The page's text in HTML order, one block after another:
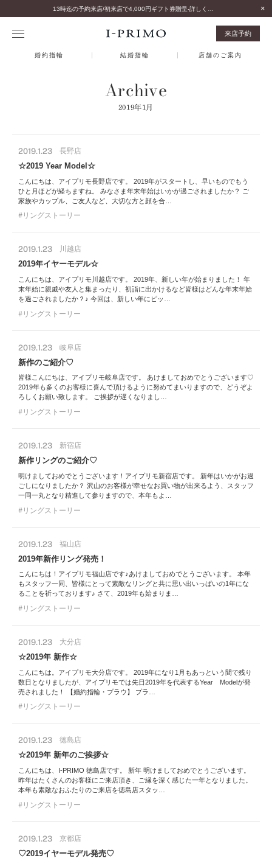
来店予約
婚約指輪 結婚指輪 店舗のご案内
Archive
2019年1月
2019.1.23 長野店
☆2019 Year Model☆
こんにちは、アイプリモ長野店です。 2019年がスタートし、早いものでもう
ひと月ほどが経ちますね。 みなさま年末年始はいかが過ごされましたか？ ご
家族やカップル、ご友人など、大切な方と顔を合…
リングストーリー
2019.1.23 川越店
2019年イヤーモデル☆
こんにちは、アイプリモ川越店です。 2019年、新しい年が始まりました！ 年
末年始に親戚や友人と集まったり、初詣に出かけるなど皆様はどんな年末年始
を過ごされましたか？♪ 今回は、新しい年にピッ…
リングストーリー
2019.1.23 岐阜店
新作のご紹介♡
皆様こんにちは、アイプリモ岐阜店です。 あけましておめでとうございます♡
2019年も多くのお客様に喜んで頂けるように努めてまいりますので、どうぞよ
ろしくお願い致します。 ご挨拶が遅くなりまし…
リングストーリー
2019.1.23 新宿店
新作リングのご紹介♡
明けましておめでとうございます！アイプリモ新宿店です。 新年はいかがお過
ごしになりましたか？ 沢山のお客様が幸せなお買い物が出来るよう、スタッフ
一同一丸となり精進して参りますので、本年もよ…
リングストーリー
2019.1.23 福山店
2019年新作リング発売！
こんにちは！アイプリモ福山店です♪あけましておめでとうございます。 本年
もスタッフ一同、皆様にとって素敵なリングと共に思い出いっぱいの1年にな
ることを祈っております♪ さて、2019年も始まりま…
リングストーリー
2019.1.23 大分店
☆2019年 新作☆
こんにちは。アイプリモ大分店です。 2019年になり1月もあっという間で残り
数日となりましたが、アイプリモでは先日2019年を代表するYear Modelが発
売されました！ 【婚約指輪・プラウ】 プラ…
リングストーリー
2019.1.23 徳島店
☆2019年 新年のご挨拶☆
こんにちは、I-PRIMO 徳島店です。 新年 明けましておめでとうございます。
昨年はたくさんのお客様にご来店頂き、ご縁を深く感じた一年となりました。
本年も素敵なおふたりのご来店を徳島店スタッ…
リングストーリー
2019.1.23 京都店
♡2019イヤーモデル発売♡